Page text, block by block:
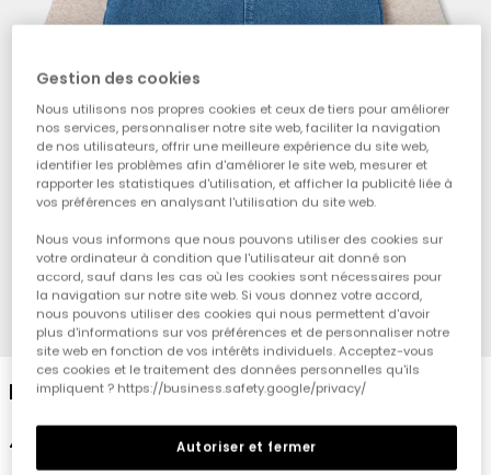
1 2 3 4 5 6 7 8
Ensemble denim bébé bleu brodé d\'ours
42,95 €
Gestion des cookies
Nous utilisons nos propres cookies et ceux de tiers pour améliorer
nos services, personnaliser notre site web, faciliter la navigation
de nos utilisateurs, offrir une meilleure expérience du site web,
identifier les problèmes afin d'améliorer le site web, mesurer et
rapporter les statistiques d'utilisation, et afficher la publicité liée à
vos préférences en analysant l'utilisation du site web.
Nous vous informons que nous pouvons utiliser des cookies sur
votre ordinateur à condition que l'utilisateur ait donné son
accord, sauf dans les cas où les cookies sont nécessaires pour
la navigation sur notre site web. Si vous donnez votre accord,
nous pouvons utiliser des cookies qui nous permettent d'avoir
plus d'informations sur vos préférences et de personnaliser notre
site web en fonction de vos intérêts individuels. Acceptez-vous
ces cookies et le traitement des données personnelles qu'ils
impliquent ? https://business.safety.google/privacy/
Autoriser et fermer